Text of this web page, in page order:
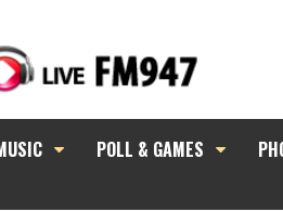
POLL & GAMES